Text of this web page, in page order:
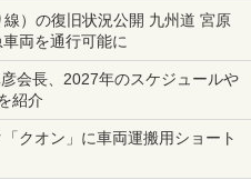
）の復旧状況公開 九州道 宮原
両を通行可能に
会長、2027年のスケジュールや
紹介
クオン」に車両運搬用ショート